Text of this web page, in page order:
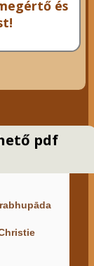
és
pdf